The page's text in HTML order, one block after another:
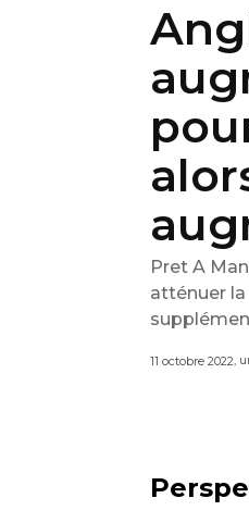
Pret A
atténuer
11 octobre 2022,